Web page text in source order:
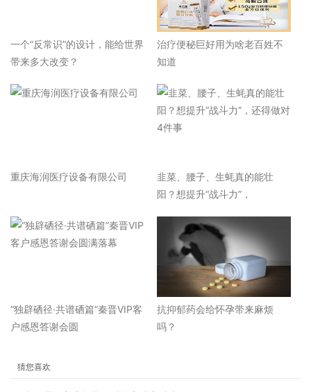
一个“反常识”的设计，能给世界
带来多大改变？
治疗便秘巨好用为啥老百姓不
知道
重庆海润医疗设备有限公司
韭菜、腰子、生蚝真的能壮
阳？想提升“战斗力”，
“独辟硒径·共谱硒篇”秦晋VIP客
户感恩答谢会圆
抗抑郁药会给怀孕带来麻烦
吗？
猜您喜欢